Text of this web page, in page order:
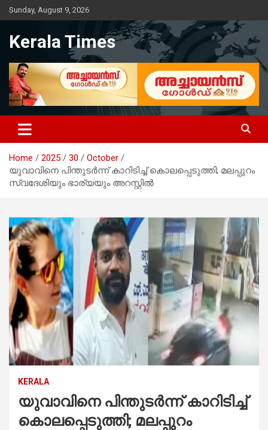
Skip
to
Sunday, August 9, 2026
Kerala Times
Home 2025 30
October
യുവാവിനെ പിന്തുടർന്ന് കാറിടിച്ച് കൊലപ്പെടുത്തി; മലപ്പുറം
സ്വദേശിയും ഭാര്യയും അറസ്റ്റിൽ
KERALA
യുവാവിനെ പിന്തുടർന്ന് കാറിടിച്ച്
കൊലപ്പെടുത്തി; മലപ്പുറം